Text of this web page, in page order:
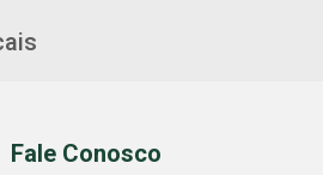
Fale Conosco